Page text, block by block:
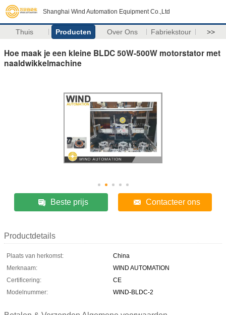
Shanghai Wind Automation Equipment Co.,Ltd
Thuis Producten Over Ons Fabriekstour >>
Hoe maak je een kleine BLDC 50W-500W motorstator met
naaldwikkelmachine
Beste prijs Contacteer ons
Productdetails
Plaats van herkomst:
China
Merknaam:
WIND AUTOMATION
Certificering:
CE
Modelnummer:
WIND-BLDC-2